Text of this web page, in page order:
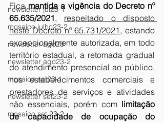
newsletter jul23-1
mosaico julho23-2
newsletter ago23
newsletter ago23-2
mosaico set23-1
newsletter set23-2
mosaico set 23-2
Fica mantida a vigência do Decreto nº
65.635/2021, respeitado o disposto
neste Decreto nº 65.731/2021 , estando
excepcionalmente autorizada, em todo
território estadual, a retomada gradual
do atendimento presencial ao público,
nos estabelecimentos comerciais e
prestadores de serviços e atividades
não essenciais, porém com limitação
de capacidade de ocupação do